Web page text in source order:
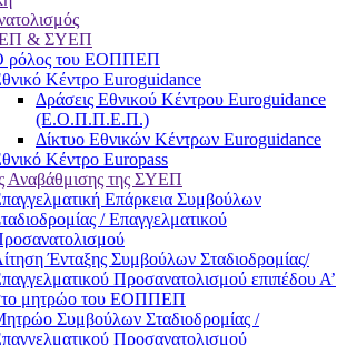
& ΣΥΕΠ
ρόλος του ΕΟΠΠΕΠ
Κέντρο Euroguidance
Δράσεις Εθνικού Κέντρου Euroguidance
(Ε.Ο.Π.Π.Ε.Π.)
Δίκτυο Εθνικών Κέντρων Euroguidance
Κέντρο Europass
Αναβάθμισης της ΣΥΕΠ
Επάρκεια Συμβούλων
/ Επαγγελματικού
Ένταξης Συμβούλων Σταδιοδρομίας/
Προσανατολισμού επιπέδου Α’
μητρώο του ΕΟΠΠΕΠ
Συμβούλων Σταδιοδρομίας /
Προσανατολισμού